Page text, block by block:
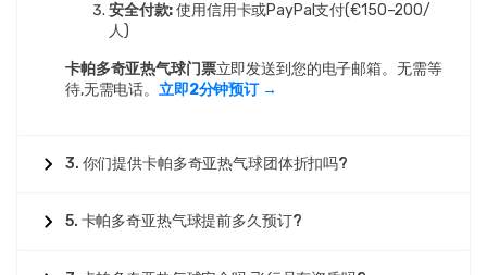
安全付款:使用信用卡或PayPal支付(€150–200/
人)
卡帕多奇亚热气球门票立即发送到您的电子邮箱。无需等
待,无需电话。立即2分钟预订 →
3. 你们提供卡帕多奇亚热气球团体折扣吗?
5. 卡帕多奇亚热气球提前多久预订?